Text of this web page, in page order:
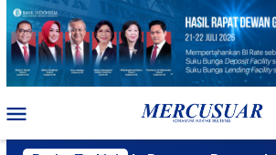
Loncat
konten
Mobile